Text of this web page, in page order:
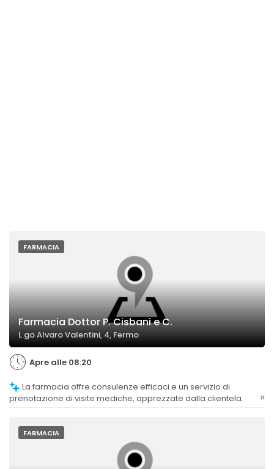
FARMACIA
Farmacia Dottor P. Cisbani e C.
L.go Alvaro Valentini, 4, Fermo
Apre alle 08:20
prenotazione di visite mediche, apprezzate dalla clientela.
»
FARMACIA